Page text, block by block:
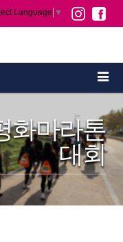
Language ▼
화마라톤
대회